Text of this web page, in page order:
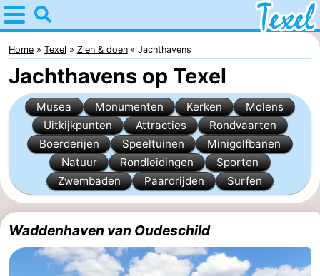
Home
Texel
Tips
Voor
kinderen
Dorpen
-
Den
Burg
-
Den
Home Texel Zien & doen Jachthavens
Jachthavens op Texel
Musea Monumenten Kerken
Molens
Uitkijkpunten
Attracties
Rondvaarten
Boerderijen
Speeltuinen
Minigolfbanen
Natuur
Rondleidingen
Sporten
Zwembaden
Paardrijden Surfen
Waddenhaven van Oudeschild